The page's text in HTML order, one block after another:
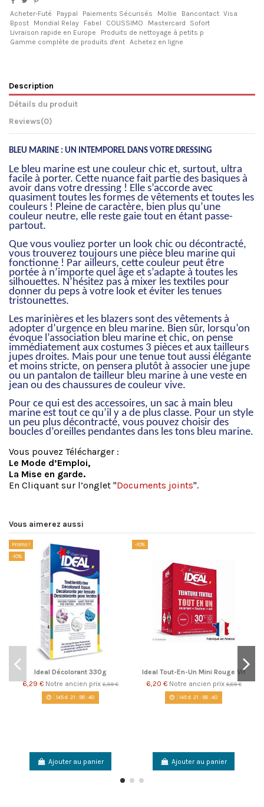
Acheter-Futé Paypal Paiements Sécurisés Mollie Bancontact Visa
Bpost
Mondial Relay Fabel COLISSIMO Mastercard
Sofort
Livraison rapide en Europe
Produits de nettoyage à petits p
Gamme complète de produits d'ent Achetez en ligne
Description
Détails du produit
Reviews(0)
BLEU MARINE : UN INTEMPOREL DANS VOTRE DRESSING
Le bleu marine est une couleur chic et, surtout, ultra
facile à porter. Cette nuance fait partie des basiques à
avoir dans votre dressing ! Elle s’accorde avec
quasiment toutes les formes de vêtements et toutes les
couleurs ! Pleine de caractère, bien plus qu’une
couleur neutre, elle reste gaie tout en étant passe-
partout.
Que vous vouliez porter un look chic ou décontracté,
vous trouverez toujours une pièce bleu marine qui
fonctionne ! Par ailleurs, cette couleur peut être
portée à n’importe quel âge et s’adapte à toutes les
silhouettes. N’hésitez pas à mixer les textiles pour
donner du peps à votre look et éviter les tenues
tristounettes.
Les marinières et les blazers sont des vêtements à
adopter d’urgence en bleu marine. Bien sûr, lorsqu’on
évoque l’association bleu marine et chic, on pense
immédiatement aux costumes 3 pièces et aux tailleurs
jupes droites. Mais pour une tenue tout aussi élégante
et moins stricte, on pensera plutôt à associer une jupe
ou un pantalon de tailleur bleu marine à une veste en
jean ou des chaussures de couleur vive.
Pour ce qui est des accessoires, un sac à main bleu
marine est tout ce qu’il y a de plus classe. Pour un style
un peu plus décontracté, vous pouvez choisir des
boucles d’oreilles pendantes dans les tons bleu marine.
Vous pouvez Télécharger :
Le Mode d’Emploi,
La Mise en garde.
En Cliquant sur l’onglet "Documents joints".
Vous aimerez aussi
Promo !
-10%
Ideal Décolorant 330g
6,29 € Notre ancien prix 6,99 €
145d.21 :58:39
Ajouter au panier
-10%
Ideal Tout-En-Un Mini Rouge Vif
6,20 € Notre ancien prix6,89 €
145d.21 :58:39
Ajouter au panier